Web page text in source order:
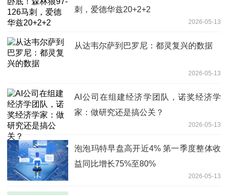
刺，爱德华兹20+2+2
2026-05-13
从达韦尔萨到巴罗尼：都灵复兴的数据
2026-05-13
AI公司在组建经济学团队，诺奖经济学
家：做研究还是搞公关？
2026-05-13
泡泡玛特早盘高开近4% 第一季度整体收
益同比增长75%至80%
2026-05-13